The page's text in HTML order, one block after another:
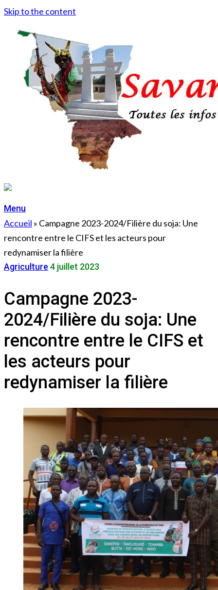
Skip to the content
Menu
Accueil » Campagne 2023-2024/Filière du soja: Une
rencontre entre le CIFS et les acteurs pour
redynamiser la filière
Agriculture 4 juillet 2023
Campagne 2023-
2024/Filière du soja: Une
rencontre entre le CIFS et
les acteurs pour
redynamiser la filière